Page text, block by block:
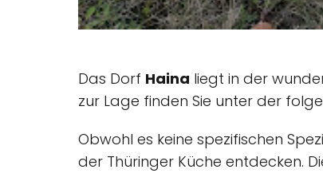
Das Dorf Haina liegt in der
zur Lage finden Sie unter der
Obwohl es keine spezifischen
der Thüringer Küche entdecken.